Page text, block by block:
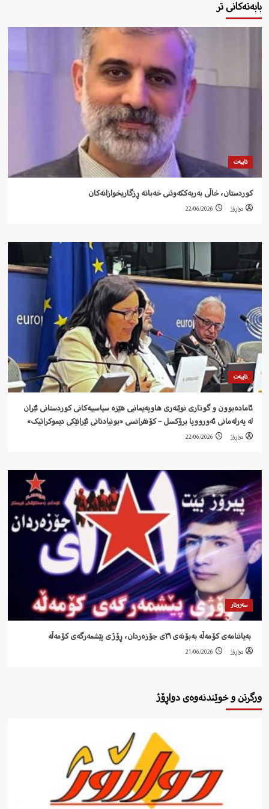
بابەتەکانی تر
تایبەت
کوردستان، خاڵی بەریەککەوتنی خەباتە ڕزگاریخوازانەکان
دواڕۆژ 22/06/2026
تایبەت
ئامادەبوون و گوتاری نوێنەری هاوپەیمانیی هێزە سیاسییەکانی کوردستانی ئێران
لە پەرلەمانی ئەورووپا برۆکسل – کۆنفرانسی «بونیادنانی ئێرانێکی دیموکراتیک»
دواڕۆژ 22/06/2026
سەروتار
‍ بەیاننامەی کۆمەڵە بەبۆنەی ٣١ی جۆزەردان، ڕۆژی پێشمەرگەی کۆمەڵە
دواڕۆژ 21/06/2026
ورگرتن و خوێندنەوەی دواڕۆژ